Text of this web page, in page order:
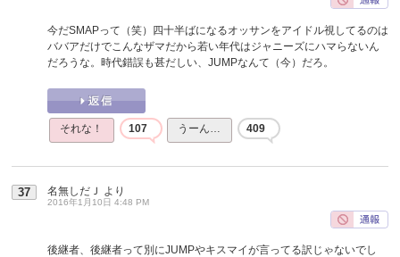
今だSMAPって（笑）四十半ばになるオッサンをアイドル視してるのは
ババアだけでこんなザマだから若い年代はジャニーズにハマらないん
だろうな。時代錯誤も甚だしい、JUMPなんて（今）だろ。
それな！ 107 うーん… 409
37 名無しだＪ より
2016年1月10日 4:48 PM
後継者、後継者って別にJUMPやキスマイが言ってる訳じゃないでし